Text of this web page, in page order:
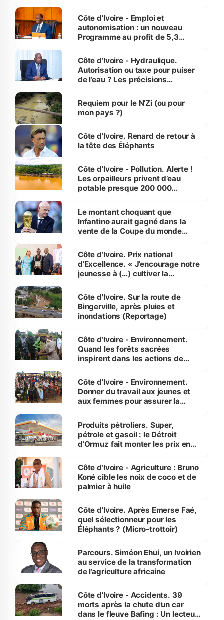
et Yamoussoukro
Côte d’Ivoire - Emploi et
autonomisation : un nouveau
Programme au profit de 5,3
Côte d’Ivoire - Hydraulique.
Autorisation ou taxe pour puiser
de l’eau ? Les précisions
Requiem pour le N’Zi (ou pour
mon pays ?)
Côte d’Ivoire. Renard de retour à
la tête des Éléphants
Côte d’Ivoire - Pollution. Alerte !
Les orpailleurs privent d’eau
potable presque 200 000
Le montant choquant que
Infantino aurait gagné dans la
vente de la Coupe du monde
Côte d’Ivoire. Prix national
d’Excellence. « J’encourage notre
jeunesse à (…) cultiver la
(Alassane Ouattara
Côte d'Ivoire. Sur la route de
Bingerville, après pluies et
inondations (Reportage)
Côte d’Ivoire - Environnement.
Quand les forêts sacrées
inspirent dans les actions de
Côte d’Ivoire - Environnement.
Donner du travail aux jeunes et
aux femmes pour assurer la
menacées
Produits pétroliers. Super,
pétrole et gasoil : le Détroit
d’Ormuz fait monter les prix en
Côte d’Ivoire - Agriculture : Bruno
Koné cible les noix de coco et de
palmier à huile
Côte d’Ivoire. Après Emerse Faé,
quel sélectionneur pour les
Éléphants ? (Micro-trottoir)
Parcours. Siméon Ehui, un Ivoirien
au service de la transformation
de l’agriculture africaine
Côte d’Ivoire - Accidents. 39
morts après la chute d’un car
dans le fleuve Bafing : Un lecteur